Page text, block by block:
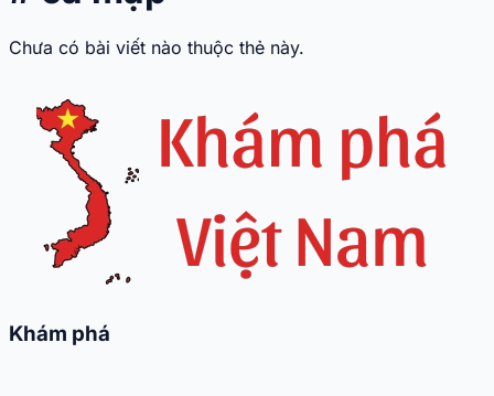
Chưa có bài viết nào thuộc thẻ này.
Khám phá